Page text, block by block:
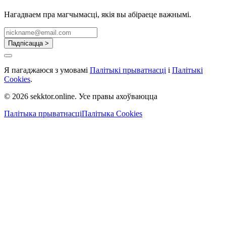
Нагадваем пра магчымасці, якія вы абіраеце важнымі.
Падпісацца >
Я пагаджаюся з умовамі Палітыкі прыватнасці і Палітыкі
Cookies.
© 2026 sekktor.online. Усе правы ахоўваюцца
Палітыка прыватнасціПалітыка Cookies